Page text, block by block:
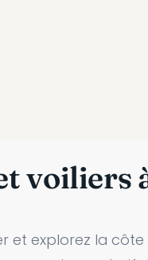
voiliers
et explorez la